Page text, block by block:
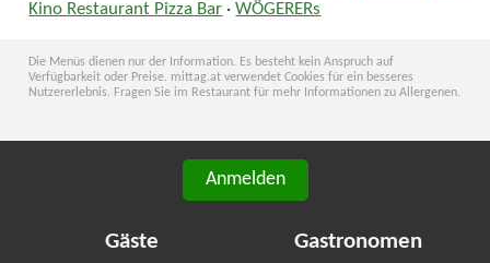
Kino Restaurant Pizza Bar ·WÖGERERs
Die Menüs dienen nur der Information. Es besteht kein Anspruch auf
Verfügbarkeit oder Preise. mittag.at verwendet Cookies für ein besseres
Nutzererlebnis. Fragen Sie im Restaurant für mehr Informationen zu Allergenen.
Anmelden
Gäste Gastronomen